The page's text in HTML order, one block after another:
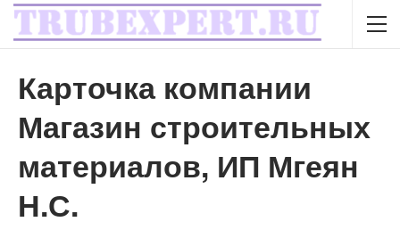
Карточка компании
Магазин строительных
материалов, ИП Мгеян
Н.С.